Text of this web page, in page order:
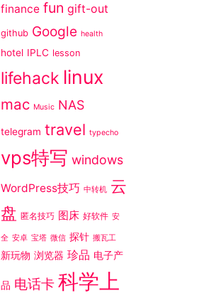
finance fun gift-out
github Google health
hotel IPLC lesson
lifehack linux
mac Music NAS
telegram travel typecho
vps特写 windows
WordPress技巧 中转机 云
盘 匿名技巧 图床 好软件 安
全 安卓 宝塔 微信 探针 搬瓦工
新玩物 浏览器 珍品 电子产
品 电话卡 科学上